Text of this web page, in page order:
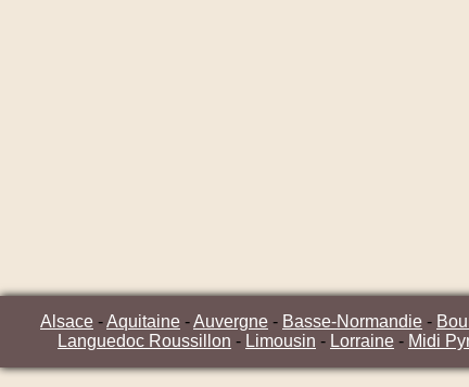
Alsace -Aquitaine -Auvergne - Basse-Normandie -
Languedoc Roussillon - Limousin - Lorraine - Midi